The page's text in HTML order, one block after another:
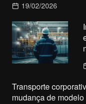
19/02/2026
Transporte
mudança de modelo